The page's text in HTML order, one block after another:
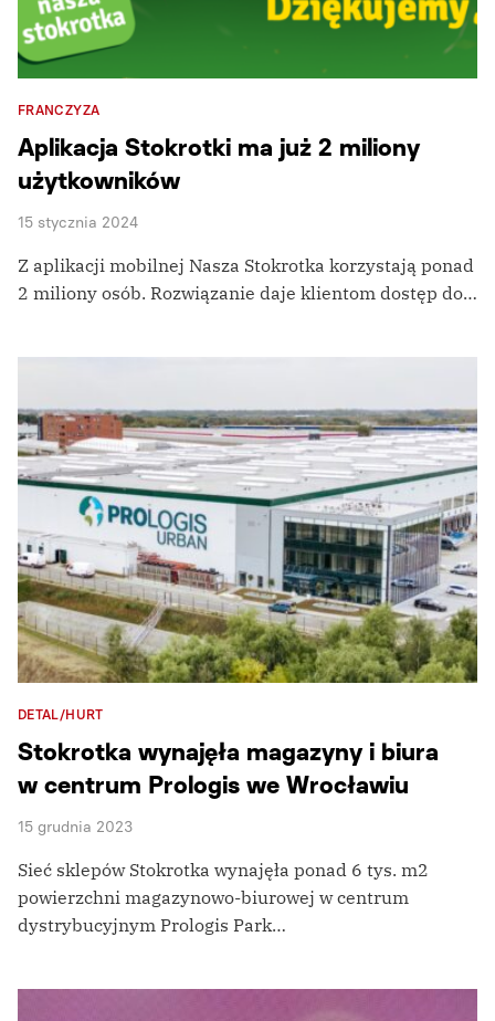
FRANCZYZA
Aplikacja Stokrotki ma już 2 miliony
użytkowników
15 stycznia 2024
Z aplikacji mobilnej Nasza Stokrotka korzystają ponad
2 miliony osób. Rozwiązanie daje klientom dostęp do…
DETAL/HURT
Stokrotka wynajęła magazyny i biura
w centrum Prologis we Wrocławiu
15 grudnia 2023
Sieć sklepów Stokrotka wynajęła ponad 6 tys. m2
powierzchni magazynowo-biurowej w centrum
dystrybucyjnym Prologis Park…